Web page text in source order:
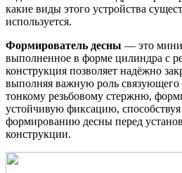
какие виды этого устройства
используется.
Формирователь десны — это
выполненное в форме цилиндра с
конструкция позволяет надёжно
выполняя важную роль связующего
тонкому резьбовому стержню,
устойчивую фиксацию,
формированию десны перед
конструкции.